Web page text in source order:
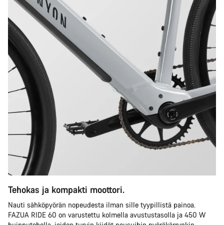
Tehokas ja kompakti moottori.
Nauti sähköpyörän nopeudesta ilman sille tyypillistä painoa.
FAZUA RIDE 60 on varustettu kolmella avustustasolla ja 450 W